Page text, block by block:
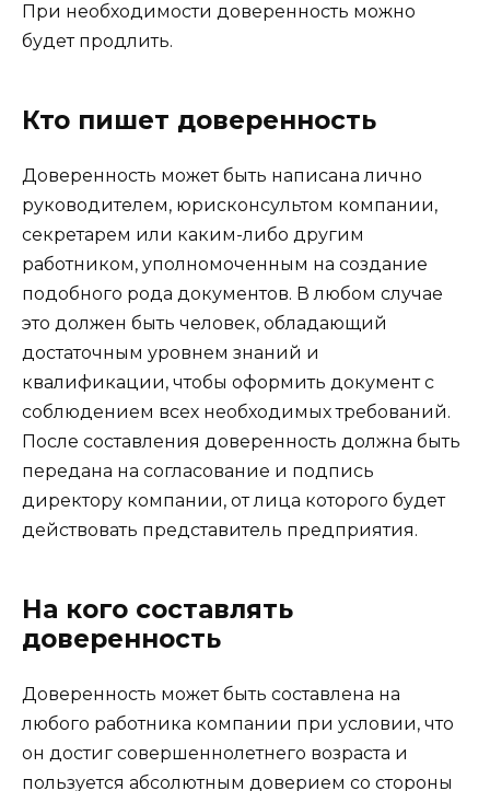
При необходимости доверенность можно
будет продлить.
Кто пишет доверенность
Доверенность может быть написана лично
руководителем, юрисконсультом компании,
секретарем или каким-либо другим
работником, уполномоченным на создание
подобного рода документов. В любом случае
это должен быть человек, обладающий
достаточным уровнем знаний и
квалификации, чтобы оформить документ с
соблюдением всех необходимых требований.
После составления доверенность должна быть
передана на согласование и подпись
директору компании, от лица которого будет
действовать представитель предприятия.
На кого составлять
доверенность
Доверенность может быть составлена на
любого работника компании при условии, что
он достиг совершеннолетнего возраста и
пользуется абсолютным доверием со стороны